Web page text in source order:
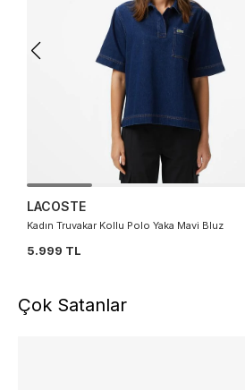
LACOSTE
Kadın Truvakar Kollu Polo Yaka Mavi Bluz
5.999 TL
Çok Satanlar